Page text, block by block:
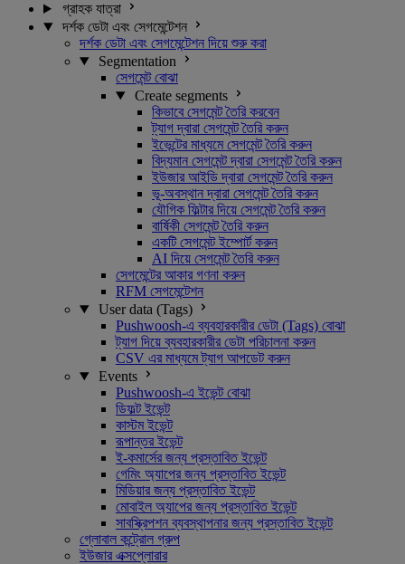
গ্রাহক যাত্রা
দর্শক ডেটা এবং সেগমেন্টেশন
দর্শক ডেটা এবং সেগমেন্টেশন দিয়ে শুরু করা
Segmentation
সেগমেন্ট বোঝা
Create segments
কিভাবে সেগমেন্ট তৈরি করবেন
ট্যাগ দ্বারা সেগমেন্ট তৈরি করুন
ইভেন্টের মাধ্যমে সেগমেন্ট তৈরি করুন
বিদ্যমান সেগমেন্ট দ্বারা সেগমেন্ট তৈরি করুন
ইউজার আইডি দ্বারা সেগমেন্ট তৈরি করুন
ভূ-অবস্থান দ্বারা সেগমেন্ট তৈরি করুন
যৌগিক ফিল্টার দিয়ে সেগমেন্ট তৈরি করুন
বার্ষিকী সেগমেন্ট তৈরি করুন
একটি সেগমেন্ট ইম্পোর্ট করুন
AI দিয়ে সেগমেন্ট তৈরি করুন
সেগমেন্টের আকার গণনা করুন
RFM সেগমেন্টেশন
User data (Tags)
Pushwoosh-এ ব্যবহারকারীর ডেটা (Tags) বোঝা
ট্যাগ দিয়ে ব্যবহারকারীর ডেটা পরিচালনা করুন
CSV এর মাধ্যমে ট্যাগ আপডেট করুন
Events
Pushwoosh-এ ইভেন্ট বোঝা
ডিফল্ট ইভেন্ট
কাস্টম ইভেন্ট
রূপান্তর ইভেন্ট
ই-কমার্সের জন্য প্রস্তাবিত ইভেন্ট
গেমিং অ্যাপের জন্য প্রস্তাবিত ইভেন্ট
মিডিয়ার জন্য প্রস্তাবিত ইভেন্ট
মোবাইল অ্যাপের জন্য প্রস্তাবিত ইভেন্ট
সাবস্ক্রিপশন ব্যবস্থাপনার জন্য প্রস্তাবিত ইভেন্ট
গ্লোবাল কন্ট্রোল গ্রুপ
ইউজার এক্সপ্লোরার